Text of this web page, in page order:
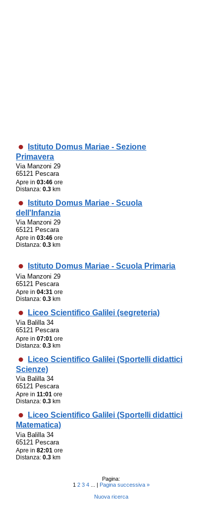
Istituto Domus Mariae - Sezione
Primavera
Via Manzoni 29
65121 Pescara
Apre in03:46 ore
Distanza:0.3 km
Istituto Domus Mariae - Scuola
dell'Infanzia
Via Manzoni 29
65121 Pescara
Apre in03:46 ore
Distanza:0.3 km
Istituto Domus Mariae - Scuola Primaria
Via Manzoni 29
65121 Pescara
Apre in04:31 ore
Distanza:0.3 km
Liceo Scientifico Galilei (segreteria)
Via Balilla 34
65121 Pescara
Apre in07:01 ore
Distanza:0.3 km
Liceo Scientifico Galilei (Sportelli didattici
Scienze)
Via Balilla 34
65121 Pescara
Apre in11:01 ore
Distanza:0.3 km
Liceo Scientifico Galilei (Sportelli didattici
Matematica)
Via Balilla 34
65121 Pescara
Apre in82:01 ore
Distanza:0.3 km
Pagina:
1 2 3 4 ... | Pagina successiva »
Nuova ricerca